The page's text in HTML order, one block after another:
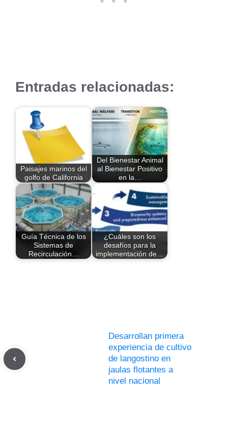
Entradas relacionadas:
Paisajes marinos del
golfo de California
Del Bienestar Animal
al Bienestar Positivo
en la…
Guía Técnica de los
Sistemas de
Recirculación…
¿Cuáles son los
desafíos para la
implementación de…
Desarrollan primera
experiencia de cultivo
de langostino en
jaulas flotantes a
nivel nacional